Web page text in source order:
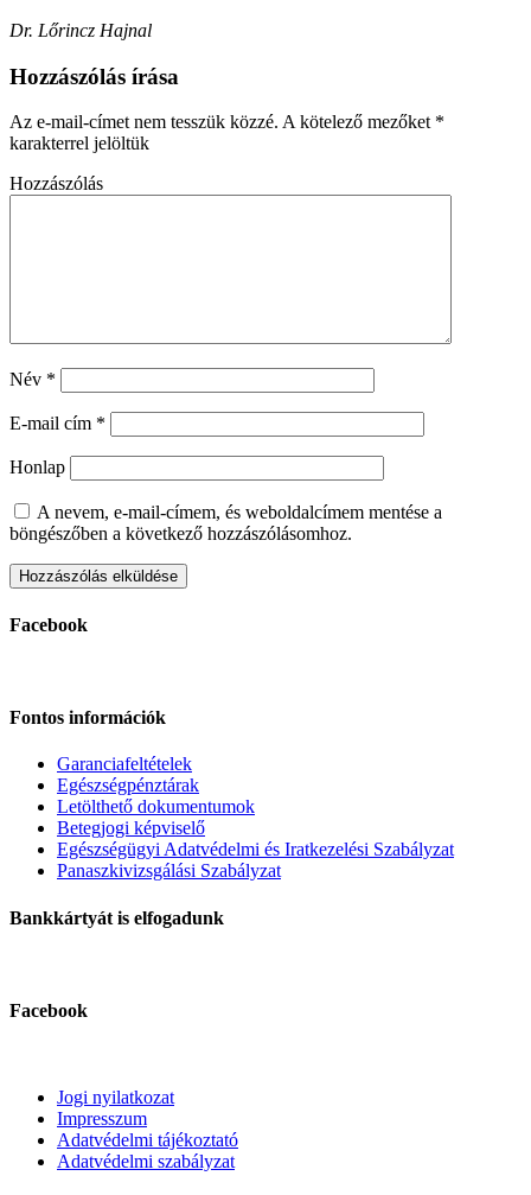
Dr. Lőrincz Hajnal
Hozzászólás írása
Az e-mail-címet nem tesszük közzé. A kötelező mezőket *
karakterrel jelöltük
Hozzászólás
Név *
E-mail cím *
Honlap
A nevem, e-mail-címem, és weboldalcímem mentése a
böngészőben a következő hozzászólásomhoz.
Facebook
Fontos információk
Garanciafeltételek
Egészségpénztárak
Letölthető dokumentumok
Betegjogi képviselő
Egészségügyi Adatvédelmi és Iratkezelési Szabályzat
Panaszkivizsgálási Szabályzat
Bankkártyát is elfogadunk
Facebook
Jogi nyilatkozat
Impresszum
Adatvédelmi tájékoztató
Adatvédelmi szabályzat